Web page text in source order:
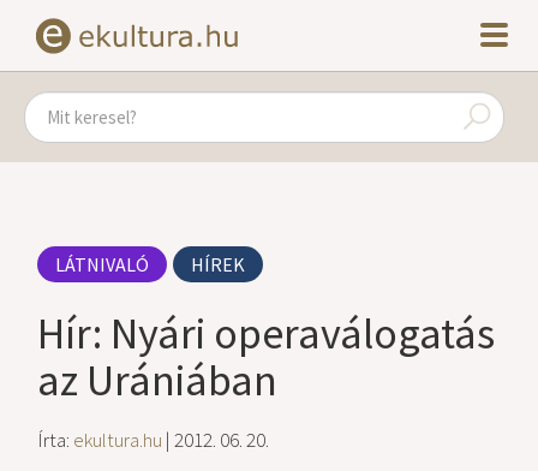
LÁTNIVALÓ HÍREK
Hír: Nyári operaválogatás
az Urániában
Írta: ekultura.hu | 2012. 06. 20.